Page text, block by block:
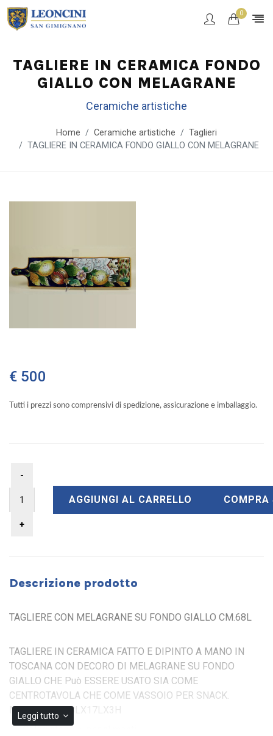
0
TAGLIERE IN CERAMICA FONDO
GIALLO CON MELAGRANE
Ceramiche artistiche
Home Ceramiche artistiche
Taglieri
TAGLIERE IN CERAMICA FONDO GIALLO CON MELAGRANE
€ 500
Tutti i prezzi sono comprensivi di spedizione, assicurazione e imballaggio.
AGGIUNGI AL CARRELLO COMPRA
Descrizione prodotto
TAGLIERE CON MELAGRANE SU FONDO GIALLO CM.68L
TAGLIERE IN CERAMICA FATTO E DIPINTO A MANO IN
TOSCANA CON DECORO DI MELAGRANE SU FONDO
GIALLO CHE Può ESSERE USATO SIA COME
CENTROTAVOLA CHE COME VASSOIO PER SNACK.
MISURA CM.68LX17LX3H
Colori atossici per alimenti
Leggi tutto